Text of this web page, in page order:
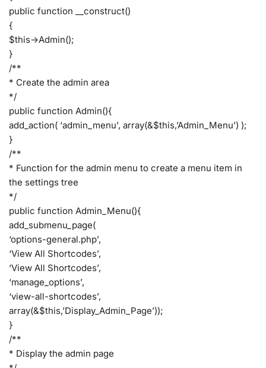
public function __construct()
{
$this->Admin();
}
/**
* Create the admin area
*/
public function Admin(){
add_action( ‘admin_menu’, array(&$this,’Admin_Menu’) );
}
/**
* Function for the admin menu to create a menu item in
the settings tree
*/
public function Admin_Menu(){
add_submenu_page(
‘options-general.php’,
‘View All Shortcodes’,
‘View All Shortcodes’,
‘manage_options’,
‘view-all-shortcodes’,
array(&$this,’Display_Admin_Page’));
}
/**
* Display the admin page